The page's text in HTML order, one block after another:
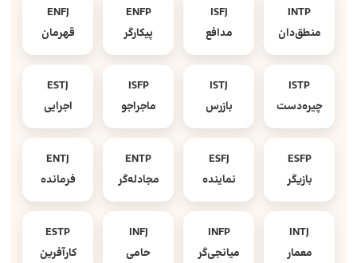
INTP
منطق‌دان
ISFJ
مدافع
ENFP
پیکارگر
ENFJ
قهرمان
ISTP
چیره‌دست
ISTJ
بازرس
ISFP
ماجراجو
ESTJ
اجرایی
ESFP
بازیگر
ESFJ
نماینده
ENTP
مجادله‌گر
ENTJ
فرمانده
INTJ
معمار
INFP
میانجی‌گر
INFJ
حامی
ESTP
کارآفرین